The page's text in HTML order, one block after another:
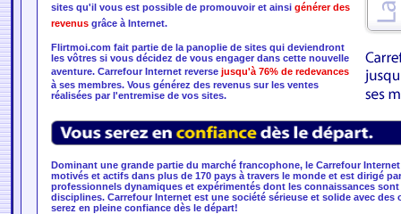
sites qu'il vous est possible de promouvoir et ainsi générer des
revenusgrâce à Internet.
Flirtmoi.com fait partie de la panoplie de sites qui deviendront
les vôtres si vous décidez de vous engager dans cette nouvelle
aventure. Carrefour Internet reverse jusqu'à 76% de redevances
à ses membres. Vous générez des revenus sur les ventes
réalisées par l'entremise de vos sites.
Dominant une grande partie du marché francophone, le Carrefour
motivés et actifs dans plus de 170 pays à travers le monde et est dirigé
professionnels dynamiques et expérimentés dont les connaissances sont
disciplines. Carrefour Internet est une société sérieuse et solide avec des
serez en pleine confiance dès le départ!